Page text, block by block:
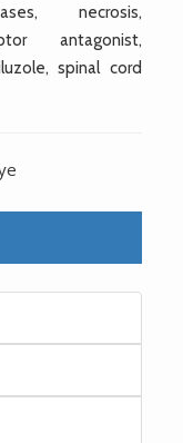
necrosis,
antagonist,
spinal cord